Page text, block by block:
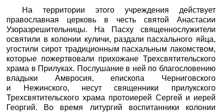
На территории этого учреждения действует
православная церковь в честь святой Анастасии
Узоразрешительницы. На Пасху священнослужители
освятили в колонии куличи, раздали пасхального яйца,
угостили сирот традиционным пасхальным лакомством,
которые пожертвовали прихожане Трехсвятительского
храма в Прилуках. Послушание в ней по благословению
владыки Амвросия, епископа Черниговского
и Нежинского, несут священники прилукского
Трехсвятительского храма протоиерей Сергей и иерей
Георгий. Во время литургий воспитанники колонии